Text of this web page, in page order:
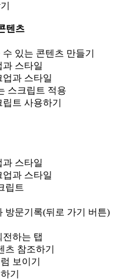
텐츠
있는 콘텐츠 만들기
과 스타일
업과 스타일
스크립트 적용
트 사용하기
과 스타일
업과 스타일
립트
방문기록(뒤로 가기 버튼)
전하는 탭
츠 참조하기
보이기
기